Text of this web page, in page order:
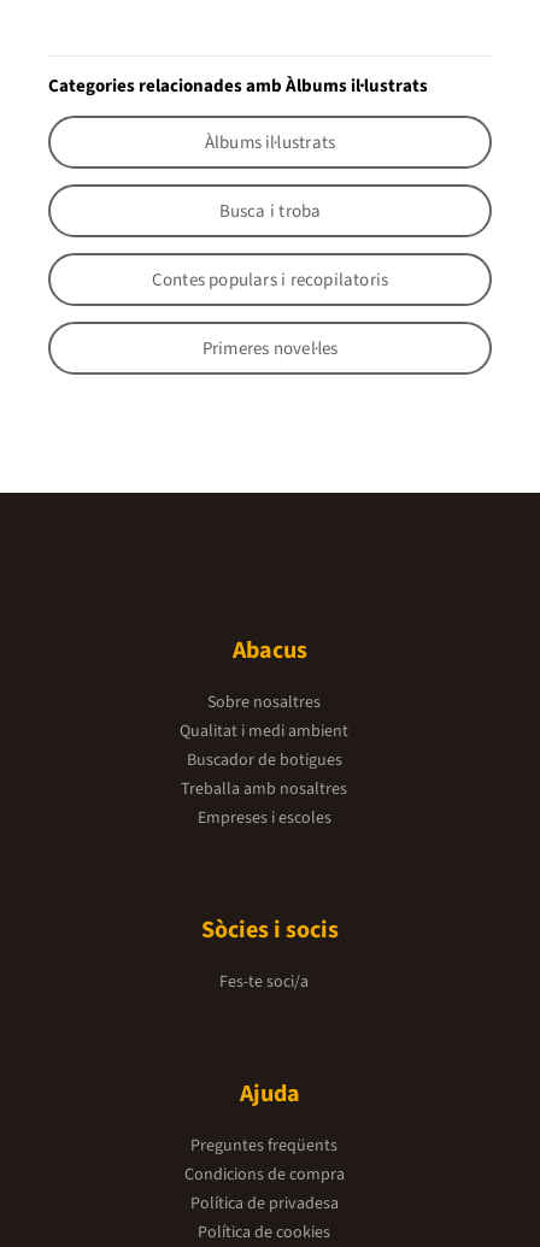
Categories relacionades amb Àlbums il·lustrats
Àlbums il·lustrats
Busca i troba
Contes populars i recopilatoris
Primeres novel·les
Abacus
Sobre nosaltres
Qualitat i medi ambient
Buscador de botigues
Treballa amb nosaltres
Empreses i escoles
Sòcies i socis
Fes-te soci/a
Ajuda
Preguntes freqüents
Condicions de compra
Política de privadesa
Política de cookies